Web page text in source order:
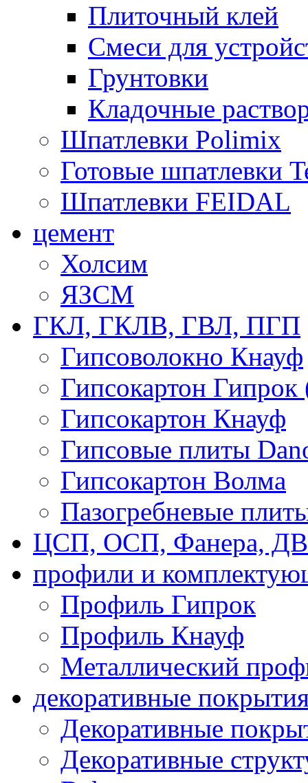
Плиточный клей
Смеси для
Грунтовки
Кладочные
Шпатлевки Polimix
Готовые шпатлевки
Шпатлевки FEIDAL
цемент
Холсим
ЯЗCМ
ГКЛ, ГКЛВ, ГВЛ, ПГП
Гипсоволокно Кнауф
Гипсокартон Гипрок
Гипсокартон Кнауф
Гипсовые плиты
Гипсокартон Волма
Пазогребневые
ЦСП, ОСП, Фанера,
профили и
Профиль Гипрок
Профиль Кнауф
Металлический
декоративные
Декоративные
Декоративные